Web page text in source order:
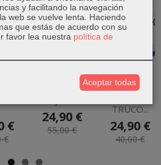
-9 %
€
€
-55 %
Bota Fútbol
Puma Ultra
24,90 €
55,00 €
-38 %
Zapatillas
Fútbol Sala
TRUCO...
24,90 €
40,00 €
y facilitando la navegación
web se vuelve lenta. Haciendo
que estás de acuerdo con su
favor lea nuestra política de
Aceptar todas